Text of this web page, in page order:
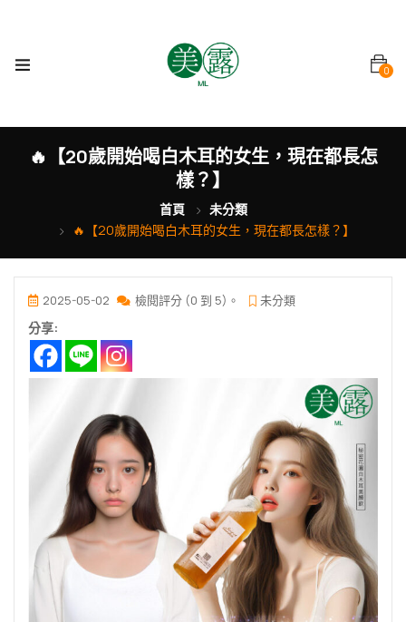
0
🔥【20歲開始喝白木耳的女生，現在都長怎
樣？】
首頁
未分類
🔥【20歲開始喝白木耳的女生，現在都長怎樣？】
2025-05-02 檢閱評分 (0 到 5)。 未分類
分享: